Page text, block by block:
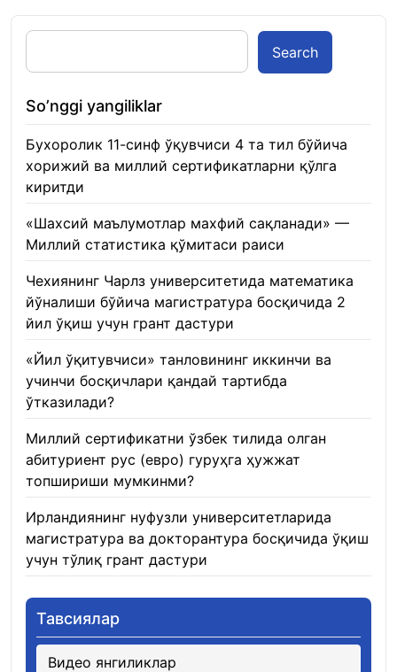
Search
So’nggi yangiliklar
Бухоролик 11-синф ўқувчиси 4 та тил бўйича
хорижий ва миллий сертификатларни қўлга
киритди
«Шахсий маълумотлар махфий сақланади» —
Миллий статистика қўмитаси раиси
Чехиянинг Чарлз университетида математика
йўналиши бўйича магистратура босқичида 2
йил ўқиш учун грант дастури
«Йил ўқитувчиси» танловининг иккинчи ва
учинчи босқичлари қандай тартибда
ўтказилади?
Миллий сертификатни ўзбек тилида олган
абитуриент рус (евро) гуруҳга ҳужжат
топшириши мумкинми?
Ирландиянинг нуфузли университетларида
магистратура ва докторантура босқичида ўқиш
учун тўлиқ грант дастури
Тавсиялар
Видео янгиликлар